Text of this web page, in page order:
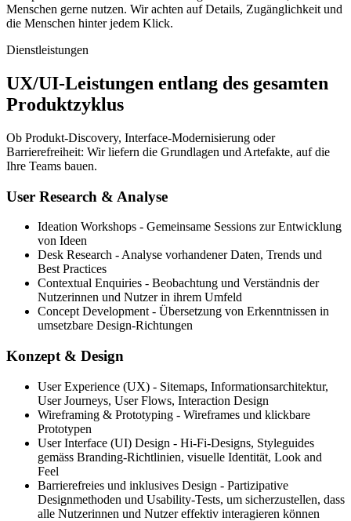
Menschen gerne nutzen. Wir achten auf Details, Zugänglichkeit und
die Menschen hinter jedem Klick.
Dienstleistungen
UX/UI-Leistungen entlang des gesamten
Produktzyklus
Ob Produkt-Discovery, Interface-Modernisierung oder
Barrierefreiheit: Wir liefern die Grundlagen und Artefakte, auf die
Ihre Teams bauen.
User Research & Analyse
Ideation Workshops - Gemeinsame Sessions zur Entwicklung
von Ideen
Desk Research - Analyse vorhandener Daten, Trends und
Best Practices
Contextual Enquiries - Beobachtung und Verständnis der
Nutzerinnen und Nutzer in ihrem Umfeld
Concept Development - Übersetzung von Erkenntnissen in
umsetzbare Design-Richtungen
Konzept & Design
User Experience (UX) - Sitemaps, Informationsarchitektur,
User Journeys, User Flows, Interaction Design
Wireframing & Prototyping - Wireframes und klickbare
Prototypen
User Interface (UI) Design - Hi-Fi-Designs, Styleguides
gemäss Branding-Richtlinien, visuelle Identität, Look and
Feel
Barrierefreies und inklusives Design - Partizipative
Designmethoden und Usability-Tests, um sicherzustellen, dass
alle Nutzerinnen und Nutzer effektiv interagieren können